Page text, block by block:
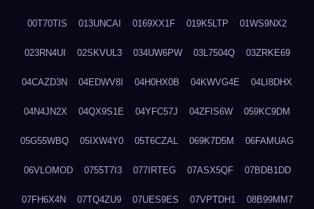
00T70TIS 013UNCAI 0169XX1F 019K5LTP 01WS9NX2
023RN4UI 02SKVUL3 034UW6PW 03L7504Q 03ZRKE69
04CAZD3N 04EDWV8I 04H0HX0B 04KWVG4E 04LI8DHX
04N4JN2X 04QX9S1E 04YFC57J 04ZFIS6W 059KC9DM
05G55WBQ 05IXW4Y0 05T6CZAL 069K7D5M 06FAMUAG
06VLOMOD 0755T7I3 077IRTEG 07ASX5QF 07BDB1DD
07FH6X4N 07TQ4ZU9 07UES9ES 07VPTDH1 08B99MM7